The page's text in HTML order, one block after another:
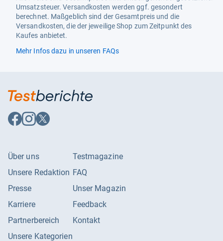
Umsatzsteuer. Versandkosten werden ggf. gesondert
berechnet. Maßgeblich sind der Gesamtpreis und die
Versandkosten, die der jeweilige Shop zum Zeitpunkt des
Kaufes anbietet.
Mehr Infos dazu in unseren FAQs
Auf
Facebook
Auf
Instagram
Auf
X
Über uns
Unsere Redaktion
Presse
Karriere
Partnerbereich
Unsere Kategorien
Testmagazine
FAQ
Unser Magazin
Feedback
Kontakt